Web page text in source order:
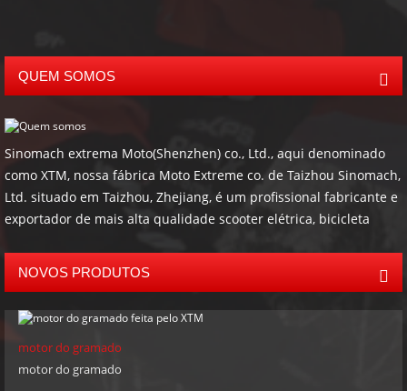
QUEM SOMOS
Sinomach extrema Moto(Shenzhen) co., Ltd., aqui denominado
como XTM, nossa fábrica Moto Extreme co. de Taizhou Sinomach,
Ltd. situado em Taizhou, Zhejiang, é um profissional fabricante e
exportador de mais alta qualidade scooter elétrica, bicicleta
empresa é mais do que USD 5.000.000. com 9 anos de fabricação
e exportar a experiência, nós podemos igualmente fornecer
serviços OEM, ODM e o agente de nosso clientes pelo mundo
NOVOS PRODUTOS
motor do gramado
motor do gramado